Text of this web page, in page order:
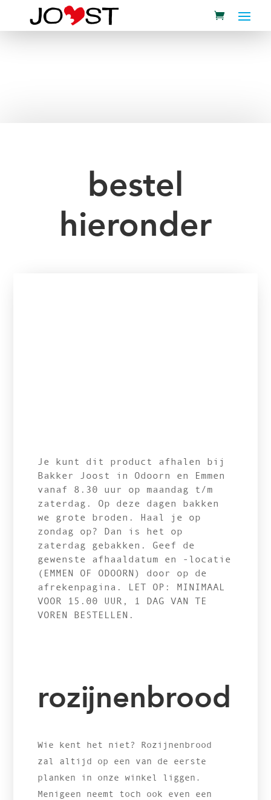
bestel
hieronder
Je kunt dit product afhalen bij
Bakker Joost in Odoorn en Emmen
vanaf 8.30 uur op maandag t/m
zaterdag. Op deze dagen bakken
we grote broden. Haal je op
zondag op? Dan is het op
zaterdag gebakken. Geef de
gewenste afhaaldatum en -locatie
(EMMEN OF ODOORN) door op de
afrekenpagina. LET OP: MINIMAAL
VOOR 15.00 UUR, 1 DAG VAN TE
VOREN BESTELLEN.
rozijnenbrood
Wie kent het niet? Rozijnenbrood
zal altijd op een van de eerste
planken in onze winkel liggen.
Menigeen neemt toch ook even een